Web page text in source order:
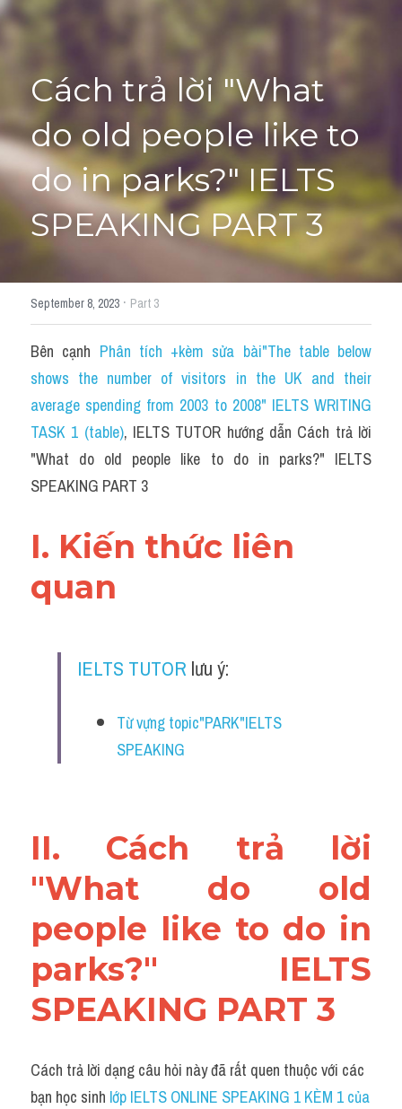
HỌC THỬ
Cách trả lời "What
do old people like to
do in parks?" IELTS
SPEAKING PART 3
September 8, 2023 · Part 3
Bên cạnh Phân tích +kèm sửa bài"The table below
shows the number of visitors in the UK and their
average spending from 2003 to 2008" IELTS WRITING
TASK 1 (table), IELTS TUTOR hướng dẫn Cách trả lời
"What do old people like to do in parks?" IELTS
SPEAKING PART 3
I. Kiến thức liên
quan
IELTS TUTOR lưu ý:
Từ vựng topic"PARK"IELTS
SPEAKING
II. Cách trả lời
"What do old
people like to do in
parks?" IELTS
SPEAKING PART 3
Cách trả lời dạng câu hỏi này đã rất quen thuộc với các
bạn học sinh lớp IELTS ONLINE SPEAKING 1 KÈM 1 của